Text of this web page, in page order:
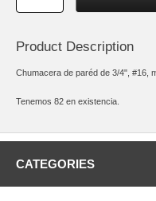
Product Description
Chumacera de paréd de 3/4", #16,
Tenemos 82 en existencia.
CATEGORIES